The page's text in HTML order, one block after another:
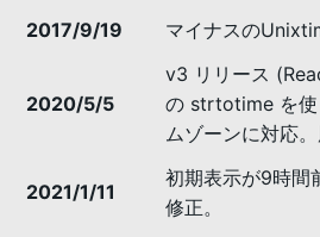
2017/9/19
マイナスの
2020/5/5
v3 リリース
の strtotime を使
ムゾーンに対応
2021/1/11
初期表示が9時間
修正。